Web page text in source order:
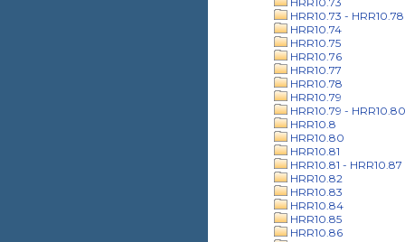
HRR10.73 - HRR10.78
HRR10.74
HRR10.75
HRR10.76
HRR10.77
HRR10.78
HRR10.79
HRR10.79 - HRR10.80
HRR10.8
HRR10.80
HRR10.81
HRR10.81 - HRR10.87
HRR10.82
HRR10.83
HRR10.84
HRR10.85
HRR10.86